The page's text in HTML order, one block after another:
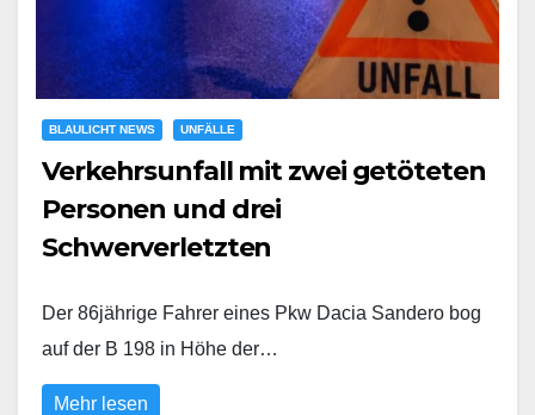
BLAULICHT NEWS UNFÄLLE
Verkehrsunfall mit zwei getöteten
Personen und drei
Schwerverletzten
Der 86jährige Fahrer eines Pkw Dacia Sandero bog
auf der B 198 in Höhe der…
Mehr lesen